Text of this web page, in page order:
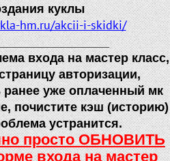
куклы
hm.ru/akcii-i-skidki/
входа на мастер класс,
авторизации,
ранее уже оплаченный мк
почистите кэш (историю)
устранится.
просто ОБНОВИТЬ
входа на мастер